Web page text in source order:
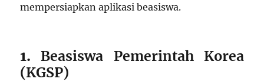
mempersiapkan aplikasi beasiswa.
1. Beasiswa Pemerintah Korea
(KGSP)